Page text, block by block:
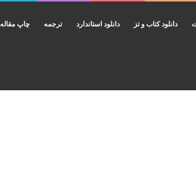
دانلود کتاب و تز دانلود استاندارد ترجمه چاپ مقاله